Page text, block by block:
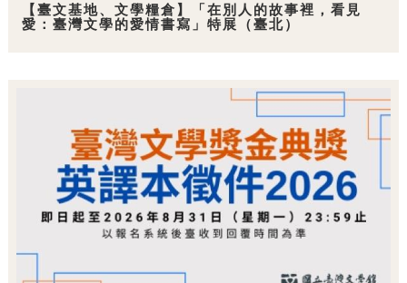
【臺文基地、文學糧倉】「在別人的故事裡，看見
愛：臺灣文學的愛情書寫」特展（臺北）